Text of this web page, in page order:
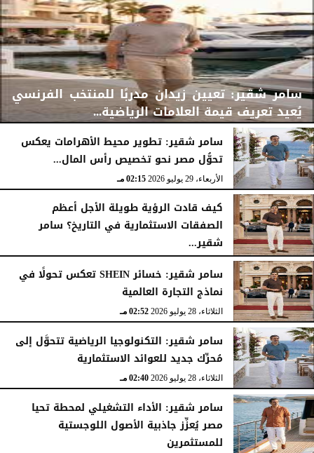
سامر شقير: تعيين زيدان مدربًا للمنتخب الفرنسي
يُعيد تعريف قيمة العلامات الرياضية...
الأربعاء، 29 يوليو 2026 02:25 مـ
سامر شقير: تطوير محيط الأهرامات يعكس
تحوُّل مصر نحو تخصيص رأس المال...
الأربعاء، 29 يوليو 2026 02:15 مـ
كيف قادت الرؤية طويلة الأجل أعظم
الصفقات الاستثمارية في التاريخ؟ سامر
شقير...
الثلاثاء، 28 يوليو 2026 03:49 مـ
سامر شقير: خسائر SHEIN تعكس تحولًا في
نماذج التجارة العالمية
الثلاثاء، 28 يوليو 2026 02:52 مـ
سامر شقير: التكنولوجيا الرياضية تتحوَّل إلى
مُحرِّك جديد للعوائد الاستثمارية
الثلاثاء، 28 يوليو 2026 02:40 مـ
سامر شقير: الأداء التشغيلي لمحطة تحيا
مصر يُعزِّز جاذبية الأصول اللوجستية
للمستثمرين